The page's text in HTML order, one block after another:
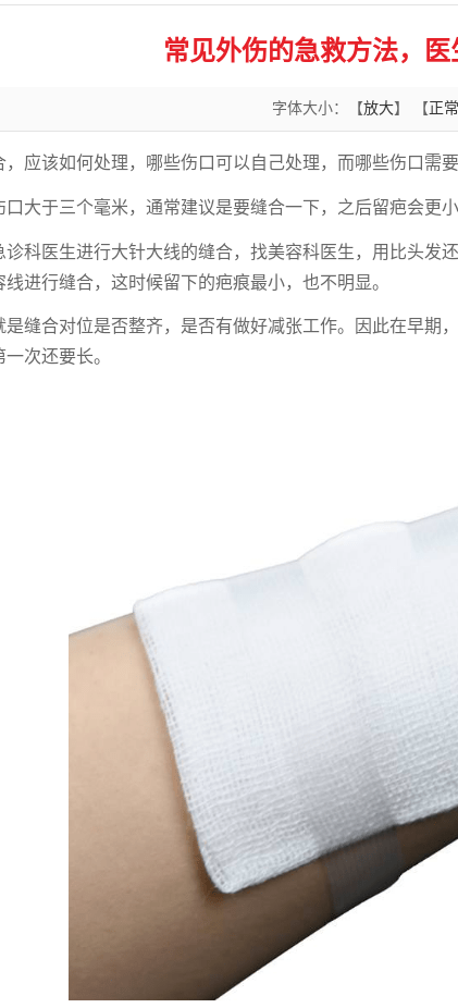
常见外伤的急救方法，
字体大小：【放大】 【 正常
应该如何处理，哪些伤口可以自己处理，而哪些伤口需
大于三个毫米，通常建议是要缝合一下，之后留疤会更
科医生进行大针大线的缝合，找美容科医生，用比头
进行缝合，这时候留下的疤痕最小，也不明显。
缝合对位是否整齐，是否有做好减张工作。因此在早
次还要长。